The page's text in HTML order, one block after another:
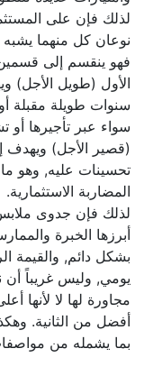
لذلك فإن على
نوعان كل منهما يشبه
فهو ينقسم إلى قسمين:
الأول (طويل الأجل)
سنوات طويلة مقبلة أو
سواء عبر تأجيرها أو
(قصير الأجل) ويهدف
تحسينات عليه, وهو
المضاربة الاستثمارية.
لذلك فإن جدوى ملابس
أبرزها الخبرة
بشكل دائم, والقيمة
يومي, وليس غريباً أن
مجاورة لها لا لأنها
أفضل من الثانية.
بما يشمله من